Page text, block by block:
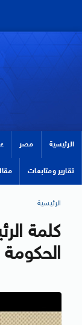
الرئيسية مصر
تقارير ومتابعات
الرئيسية
كلمة
الحكومة